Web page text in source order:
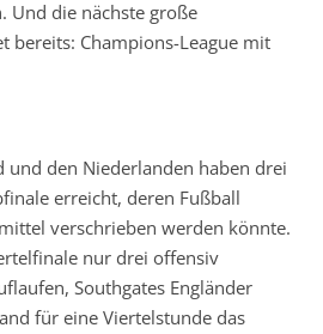
Und die nächste große
bereits: Champions-League mit
und den Niederlanden haben drei
erreicht, deren Fußball
verschrieben werden könnte.
nur drei offensiv
Southgates Engländer
für eine Viertelstunde das